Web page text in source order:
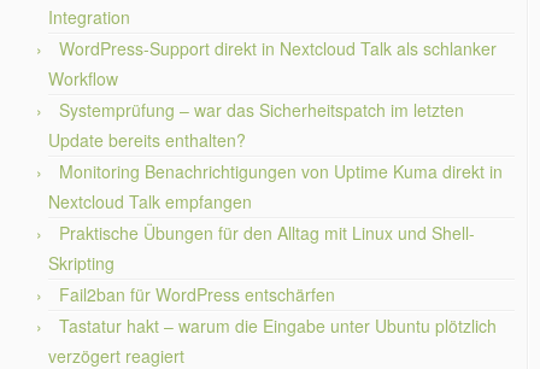
Integration
WordPress-Support direkt in Nextcloud Talk als schlanker
Workflow
Systemprüfung – war das Sicherheitspatch im letzten
Update bereits enthalten?
Monitoring Benachrichtigungen von Uptime Kuma direkt in
Nextcloud Talk empfangen
Praktische Übungen für den Alltag mit Linux und Shell-
Skripting
Fail2ban für WordPress entschärfen
Tastatur hakt – warum die Eingabe unter Ubuntu plötzlich
verzögert reagiert